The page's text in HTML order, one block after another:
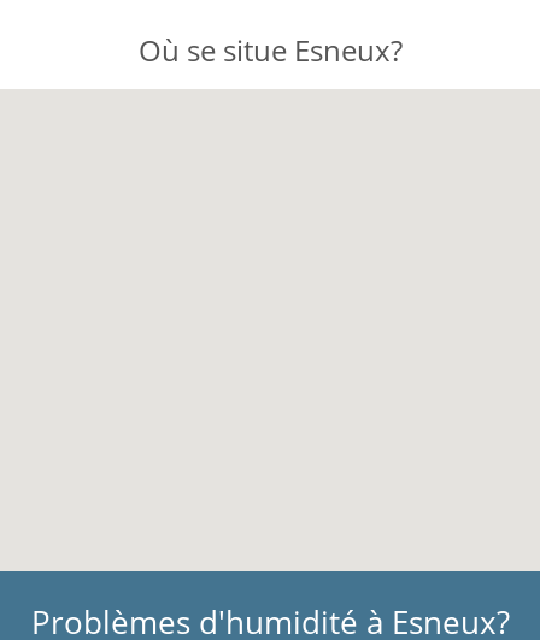
Où se situe Esneux?
Problèmes d'humidité à Esneux?